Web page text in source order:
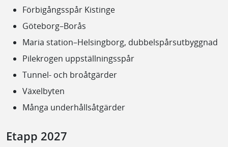
Förbigångsspår Kistinge
Göteborg–Borås
Maria station–Helsingborg, dubbelspårsutbyggnad
Pilekrogen uppställningsspår
Tunnel- och broåtgärder
Växelbyten
Många underhållsåtgärder
Etapp 2027